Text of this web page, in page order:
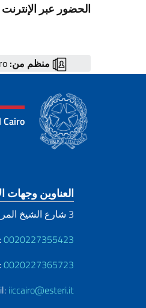
الحضور عبر
منظم من:
قسم
العناوين وجهات
3 شارع الشيخ المرصفي – الزمالك – القاهرة
0020227355423
0020227365723
iiccairo@esteri.it